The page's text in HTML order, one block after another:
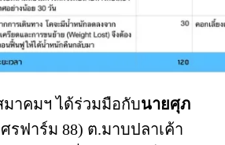
าคมฯ ได้ร่วมมือกับนายศุภ
รฟาร์ม 88) ต.มาบปลาเค้า